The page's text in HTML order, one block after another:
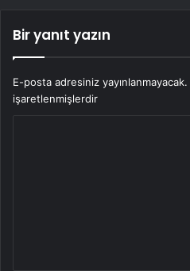
Bir yanıt yazın
E-posta adresiniz yayınlanmayacak.
işaretlenmişlerdir